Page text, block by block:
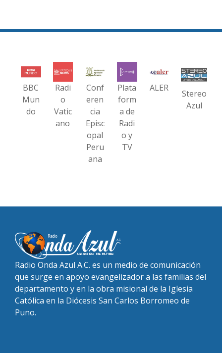
BBC
Mun
do
Radi
o
Vatic
ano
Conf
eren
cia
Episc
opal
Peru
ana
Plata
form
a de
Radi
o y
TV
ALER
Stereo
Azul
Radio Onda Azul A.C. es un medio de comunicación
que surge en apoyo evangelizador a las familias del
departamento y en la obra misional de la Iglesia
Católica en la Diócesis San Carlos Borromeo de
Puno.